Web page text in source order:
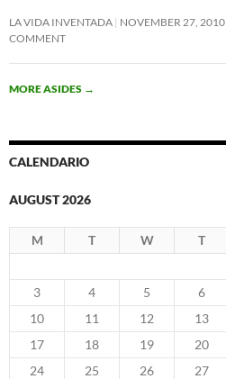
LA VIDA INVENTADA NOVEMBER 27, 2010
COMMENT
MORE ASIDES →
CALENDARIO
AUGUST 2026
M T W T
3
4 5 6
10
11 12 13
17
18 19 20
24
25 26 27